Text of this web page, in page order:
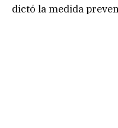
dictó la medida